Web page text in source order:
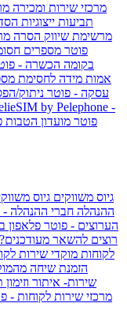
מרכזי שירות ומכירה
תביעות ייצוגיות
מרשימת שיווק הסרה
פוטר מספרים
בקומה הכשרה -
אמות מידה לחסימת
עסקה - פוטר ניתוק/
by Pelephone -
פוטר מועדון הטבות
גיוס משווקים גיוס
ההנהלה חברי ההנהלה -
הערוצים - פוטר פלאפון
רוצים להשאר מעודכנים?
לקוחות מוקדי שירות
הזמנת שיחה
שירות- איתור
מרכזי שירות לקוחות -